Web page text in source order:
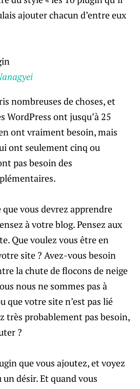
ajouter chacun d’entre eux
nombreuses de choses, et
WordPress ont jusqu’à 25
ont vraiment besoin, mais
ont seulement cinq ou
pas besoin des
que vous devrez apprendre
à votre blog. Pensez aux
Que voulez vous être en
site ? Avez-vous besoin
la chute de flocons de neige
nous ne sommes pas à
que votre site n’est pas lié
très probablement pas besoin,
?
que vous ajoutez, et voyez
un désir. Et quand vous